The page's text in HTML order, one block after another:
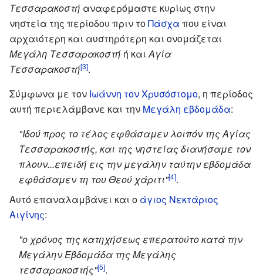
Τεσσαρακοστή αναφερόμαστε κυρίως στην
νηστεία της περίοδου πριν τοΠάσχα που είναι
αρχαιότερη και αυστηρότερη και ονομάζεται
Μεγάλη Τεσσαρακοστή ή και Αγία
Τεσσαρακοστή[3].
Σύμφωνα με τον Ιωάννη τον Χρυσόστομο, η περίοδος
αυτή περιελάμβανε και την Μεγάλη εβδομάδα:
"Ιδού προς το τέλος εφθάσαμεν λοιπόν της Αγίας
Τεσσαρακοστής, και της νηστείας διανήσαμε τον
πλουν...επειδή εις την μεγάλην ταύτην εβδομάδα
εφθάσαμεν τη του Θεού χάριτι"[4].
Αυτό επαναλαμβάνει και ο άγιος Νεκτάριος
Αιγίνης:
"ο χρόνος της κατηχήσεως επερατούτο κατά την
Μεγάλην Εβδομάδα της Μεγάλης
τεσσαρακοστής"[5].